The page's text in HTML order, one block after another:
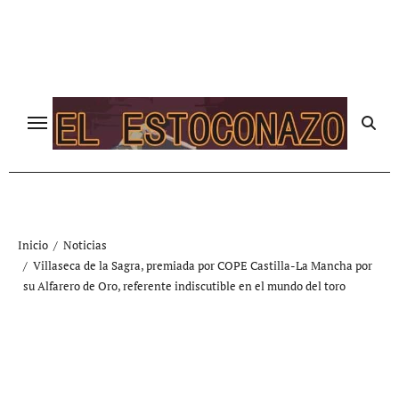
Inicio
Noticias
Villaseca de la Sagra, premiada por COPE Castilla-La Mancha por
su Alfarero de Oro, referente indiscutible en el mundo del toro